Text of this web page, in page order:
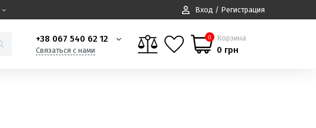
Вход / Регистрация
+38 067 540 62 12
Связаться с нами
0 Корзина
0 грн